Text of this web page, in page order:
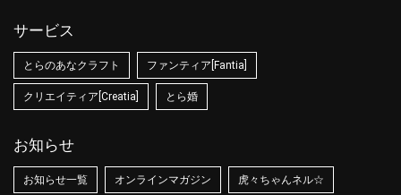
サービス
とらのあなクラフト ファンティア[Fantia]
クリエイティア[Creatia] とら婚
お知らせ
お知らせ一覧 オンラインマガジン 虎々ちゃんネル☆